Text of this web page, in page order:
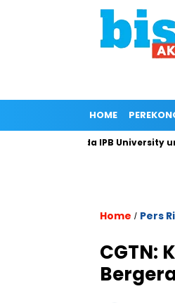
HOME
Kepada IPB University
Home / Pers
CGTN: